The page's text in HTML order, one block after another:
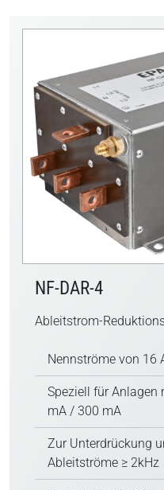
NF-DAR-4
Ableitstrom-
Nennströme von 16
Speziell für Anlagen
mA / 300 mA
Zur Unterdrückung
Ableitströme ≥ 2kHz